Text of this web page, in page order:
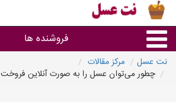
فروشنده ها
گروه ها
نت عسل
مرکز مقالات
چطور می‌توان عسل را به صورت آنلاین فروخت